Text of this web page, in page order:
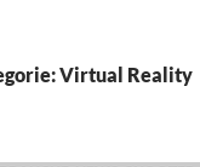
Virtual Reality